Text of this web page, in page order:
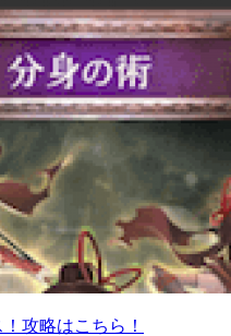
攻略はこちら！